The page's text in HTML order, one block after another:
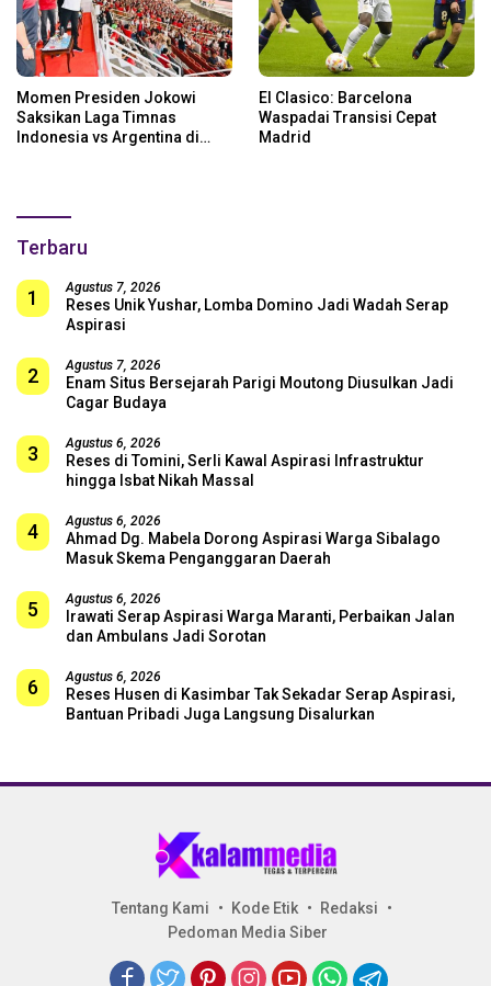
Momen Presiden Jokowi
Saksikan Laga Timnas
Indonesia vs Argentina di
El Clasico: Barcelona
Waspadai Transisi Cepat
Madrid
Terbaru
1 Agustus 7, 2026
Reses Unik Yushar, Lomba Domino Jadi Wadah Serap
Aspirasi
2 Agustus 7, 2026
Enam Situs Bersejarah Parigi Moutong Diusulkan Jadi
Cagar Budaya
3 Agustus 6, 2026
Reses di Tomini, Serli Kawal Aspirasi Infrastruktur
hingga Isbat Nikah Massal
4 Agustus 6, 2026
Ahmad Dg. Mabela Dorong Aspirasi Warga Sibalago
Masuk Skema Penganggaran Daerah
5 Agustus 6, 2026
Irawati Serap Aspirasi Warga Maranti, Perbaikan Jalan
dan Ambulans Jadi Sorotan
6 Agustus 6, 2026
Reses Husen di Kasimbar Tak Sekadar Serap Aspirasi,
Bantuan Pribadi Juga Langsung Disalurkan
Tentang Kami Kode Etik
Redaksi
Pedoman Media Siber